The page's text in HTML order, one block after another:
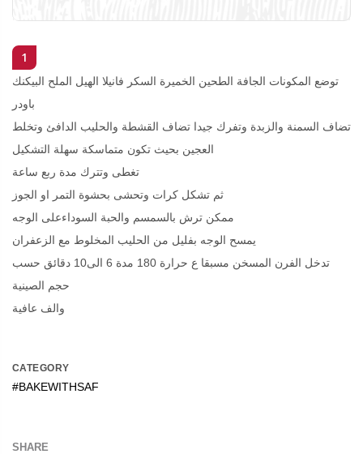
1
توضع المكونات الجافة الطحين الخميرة السكر فانيلا الهيل الملح البيكنك
باودر
تضاف السمنة والزبدة وتفرك جيدا تضاف القشطة والحليب الدافئ وتخلط
العجين بحيث تكون متماسكة سهلة التشكيل
تغطى وتترك مدة ربع ساعة
ثم تشكل كرات وتحشى بحشوة التمر او الجوز
ممكن ترش بالسمسم والحبة السوداءعلى الوجه
يمسح الوجه بفليل من الحليب المخلوط مع الزعفران
تدخل الفرن المسخن مسبقا ع حرارة 180 مدة 6 الى10 دقائق حسب
حجم الصينية
والف عافية
CATEGORY
#BAKEWITHSAF
SHARE